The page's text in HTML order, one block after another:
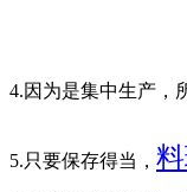
4.因为是集中生产，
5.只要保存得当，